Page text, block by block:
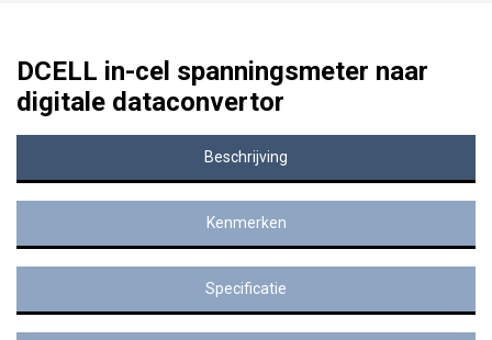
DCELL in-cel spanningsmeter naar
digitale dataconvertor
Beschrijving
Kenmerken
Specificatie